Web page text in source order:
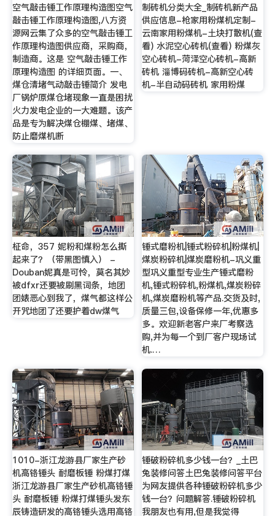
空气敲击锤工作原理构造图空气
敲击锤工作原理构造图,八方资
源网云集了众多的空气敲击锤工
作原理构造图供应商，采购商，
制造商。这是 空气敲击锤工作
原理构造图 的详细页面。一、
煤仓清堵气动敲击锤简介 发电
厂锅炉原煤仓堵现象一直是困扰
火力发电企业的一大难题。该产
品是专为解决煤仓棚煤、堵煤、
防止磨煤机断
制砖机分类大全_制砖机新产品
供应信息-枪家用粉煤机定制-
云南家用粉煤机-土块打散机(查
看) 水泥空心砖机(查看) 粉煤灰
空心砖机-菏泽空心砖机-高新
砖机 淄博码砖机-高新空心砖
机-半自动码砖机 家用粉煤
柾命，357 妮粉和煤粉怎么撕
起来了？（带黑图慎入） -
Douban妮真是可怜，莫名其妙
被dfxr还要被刷黑词条，地团
团婊恶心到我了，煤气都这样公
开咒地团了还要护着dw煤气
锤式磨粉机|锤式粉碎机|粉煤机|
煤炭粉碎机|煤炭磨粉机-巩义重
型巩义重型专业生产锤式磨粉
机,锤式粉碎机,粉煤机,煤炭粉碎
机,煤炭磨粉机等产品.交货及时,
质量三包,设备保修一年,优惠多
多。欢迎新老客户来厂考察选
购,并为每一个到厂客户现场试
机.…
1010-浙江龙游县厂家生产砂
机高铬锤头 耐磨板锤 粉煤打煤
浙江龙游县厂家生产砂机高铬锤
头 耐磨板锤 粉煤打煤锤头发东
辰铸造研发的高铬锤头选用高铬
锤破粉碎机多少钱一台？_土巴
兔装修问答土巴兔装修问答平台
为网友提供各种锤破粉碎机多少
钱一台？问题解答.锤破粉碎机
我朋友也有用,但是我觉得